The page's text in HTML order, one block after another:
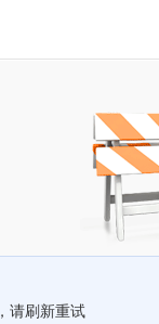
请刷新重试